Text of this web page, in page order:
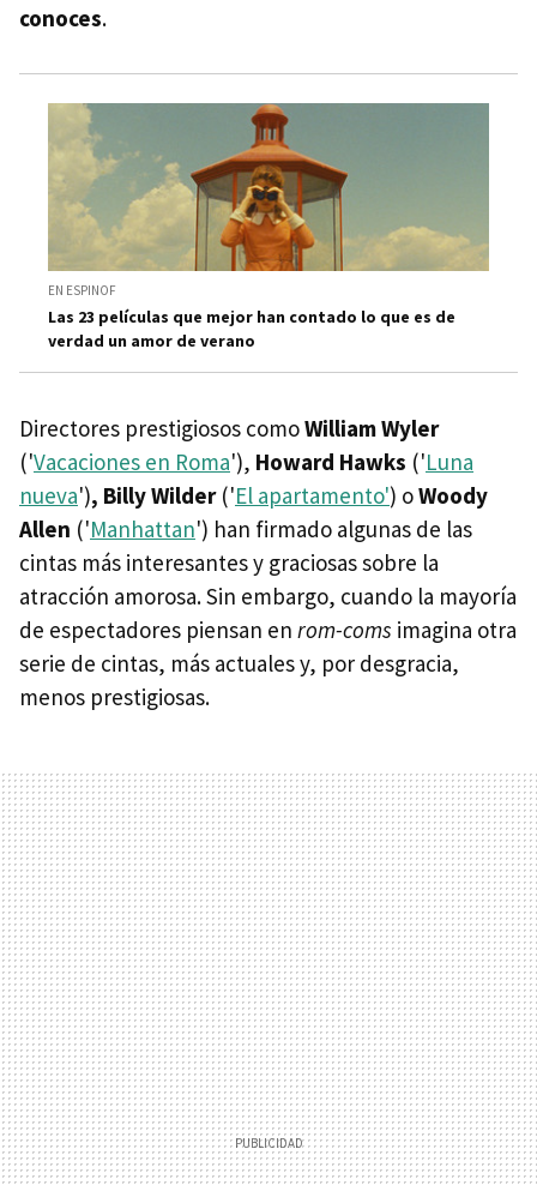
conoces.
EN ESPINOF
Las 23 películas que mejor han contado lo que es de
verdad un amor de verano
Directores prestigiosos comoWilliam Wyler
('Vacaciones en Roma'), Howard Hawks ('Luna
nueva'), Billy Wilder ('El apartamento') oWoody
Allen ('Manhattan') han firmado algunas de las
cintas más interesantes y graciosas sobre la
atracción amorosa. Sin embargo, cuando la mayoría
de espectadores piensan en rom-coms imagina otra
serie de cintas, más actuales y, por desgracia,
menos prestigiosas.